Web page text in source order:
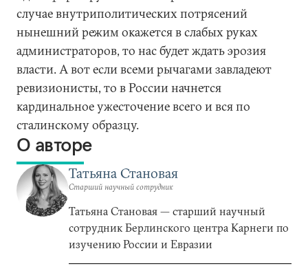
случае внутриполитических потрясений
нынешний режим окажется в слабых руках
администраторов, то нас будет ждать эрозия
власти. А вот если всеми рычагами завладеют
ревизионисты, то в России начнется
кардинальное ужесточение всего и вся по
сталинскому образцу.
О авторе
Татьяна Становая
Старший научный сотрудник
Татьяна Становая — старший научный
сотрудник Берлинского центра Карнеги по
изучению России и Евразии